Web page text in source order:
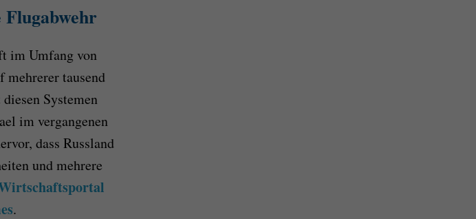
im Umfang von
tausend
Systemen
im vergangenen
dass Russland
und mehrere
.